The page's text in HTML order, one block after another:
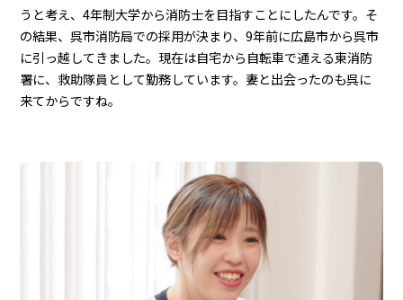
うと考え、4年制大学から消防士を目指すことにしたんです。そ
の結果、呉市消防局での採用が決まり、9年前に広島市から呉市
に引っ越してきました。現在は自宅から自転車で通える東消防
署に、救助隊員として勤務しています。妻と出会ったのも呉に
来てからですね。